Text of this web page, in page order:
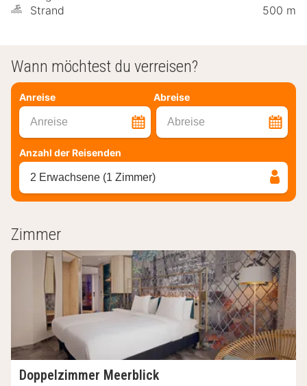
Strand
500 m
Wann möchtest du verreisen?
Anreise Abreise
Anreise Abreise
Anzahl der Reisenden
2 Erwachsene (1 Zimmer)
Zimmer
Doppelzimmer Meerblick